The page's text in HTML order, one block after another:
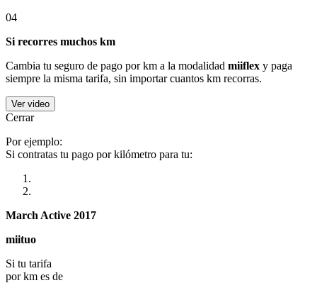
04
Si recorres muchos km
Cambia tu seguro de pago por km a la modalidad miiflex y paga
siempre la misma tarifa, sin importar cuantos km recorras.
Ver video
Cerrar
Por ejemplo:
Si contratas tu pago por kilómetro para tu:
March Active 2017
miituo
Si tu tarifa
por km es de